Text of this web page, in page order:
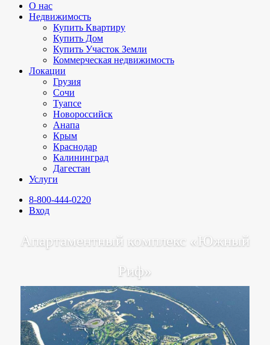
О нас
Недвижимость
Купить Квартиру
Купить Дом
Купить Участок Земли
Коммерческая недвижимость
Локации
Грузия
Сочи
Туапсе
Новороссийск
Анапа
Крым
Краснодар
Калининград
Дагестан
Услуги
8-800-444-0220
Вход
Апартаментный комплекс «Южный
Риф»